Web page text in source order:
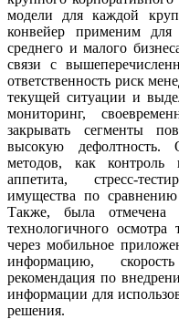
модели для каждой
конвейер применим для
среднего и малого
связи с
ответственность риск
текущей ситуации и
мониторинг,
закрывать сегменты
высокую дефолтность.
методов, как контроль
аппетита, стресс-
имущества по
Также, была отмечена
технологичного осмотра
через мобильное
информацию,
рекомендация по
информации для
решения.